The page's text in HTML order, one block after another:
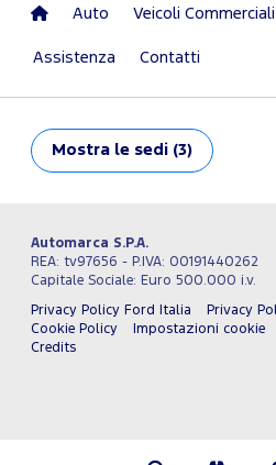
Auto Veicoli Commerciali
Assistenza Contatti
Mostra le sedi (3)
Automarca S.P.A.
REA: tv97656 - P.IVA: 00191440262
Capitale Sociale: Euro 500.000 i.v.
Privacy Policy Ford Italia
Privacy
Cookie Policy
Impostazioni cookie
Credits